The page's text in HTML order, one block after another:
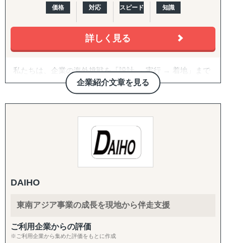
価格 対応 スピード 知識
詳しく見る
企業紹介文章を見る
私たちは、企業の海外挑戦を「設計 → 実行 → 着地」まで
一気通貫で伴走支援します。
『どの国が最適か？』を見極めるゼロ→イチの意思決定か
進出後に必ず直面する現地でのマーケティング課題まで主
要各国に常駐するメンバーが、現地起点で一貫してサポー
これまでの支援歴は20年以上、実績は1,500社を超えまし
た。
継続して支援できる体制を構築しています。
------------------------------------
DAIHO
東南アジア事業の成長を現地から伴走支援
ご利用企業からの評価
※ご利用企業から集めた評価をもとに作成